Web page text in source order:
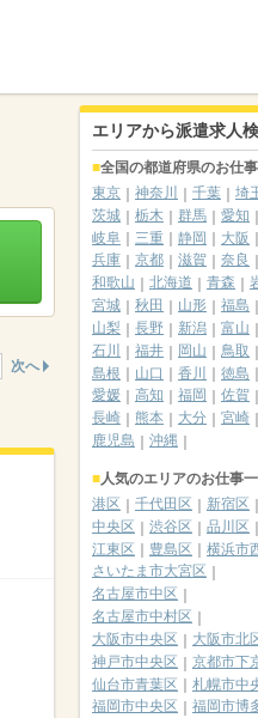
次へ
エリアから派遣求人
全国の都道府県のお仕
東京
神奈川 千葉
埼
茨城
栃木 群馬
愛知
岐阜
三重 静岡
大阪
兵庫
京都 滋賀
奈良
和歌山
北海道 青森
宮城
秋田 山形
福島
山梨
長野 新潟
富山
石川
福井 岡山
鳥取
島根
山口 香川
徳島
愛媛
高知 福岡
佐賀
長崎
熊本 大分
宮崎
鹿児島
沖縄
人気のエリアのお仕事
港区
千代田区
新宿区
中央区
渋谷区
品川区
江東区
豊島区
横浜市
さいたま市大宮区
名古屋市中区
名古屋市中村区
大阪市中央区
大阪市北
神戸市中央区
京都市下
仙台市青葉区
札幌市中
福岡市中央区
福岡市博